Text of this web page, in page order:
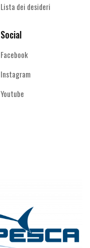
Lista dei desideri
Social
Facebook
Instagram
Youtube